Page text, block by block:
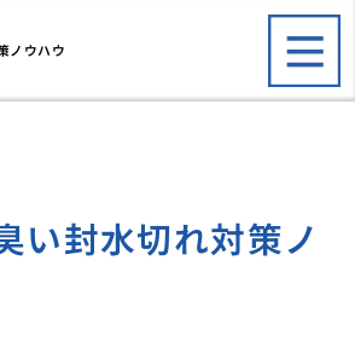
ノウハウ
い封水切れ対策ノ